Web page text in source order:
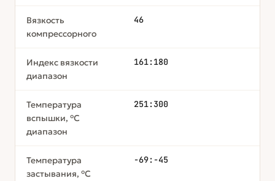
Вязкость
компрессорного
46
Индекс вязкости
диапазон
161:180
Температура
вспышки, °С
диапазон
251:300
Температура
застывания, °С
-69:-45